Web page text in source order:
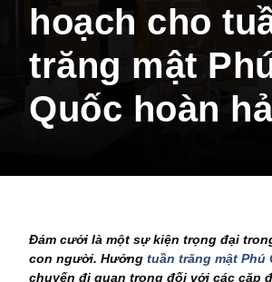
hoạch cho
trăng mật
Quốc hoàn
Đám cưới là một sự kiện trọng đại
con người. Hưởng tuần trăng mật Phú
chuyến đi quan trọng đối với các cặp